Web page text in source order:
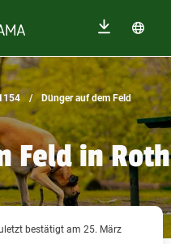
Dünger auf dem Feld
Feld in Roth
bestätigt am 25. März